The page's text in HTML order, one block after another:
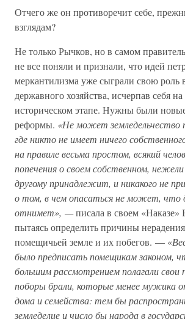
Отчего же он противоречит себе,
взглядам?
Не только Рычков, но в самом
не все поняли и признали, что идей
меркантилизма уже сыграли свою роль
державного хозяйства, исчерпав себя
историческом этапе. Нужны были
реформы. «Не может
где никто не имеет ничего
на правиле весьма простом, всякий
попечения о своем собственном,
другому принадлежит, и никакого не
о том, в чем опасаться не может, что
отнимет», —писала в своем «Наказе»
пытаясь определить причины
помещичьей земле и их побегов. — «
было предписать помещикам законом,
большим рассмотрением полагали
поборы брали, которые менее мужика
дома и семейства: тем бы
земледелие и число бы народа в